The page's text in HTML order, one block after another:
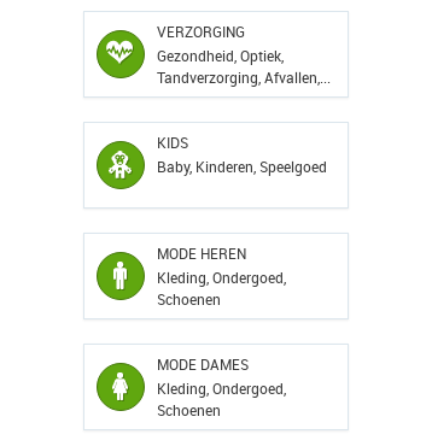
VERZORGING
Gezondheid, Optiek,
Tandverzorging, Afvallen,...
KIDS
Baby, Kinderen, Speelgoed
MODE HEREN
Kleding, Ondergoed,
Schoenen
MODE DAMES
Kleding, Ondergoed,
Schoenen